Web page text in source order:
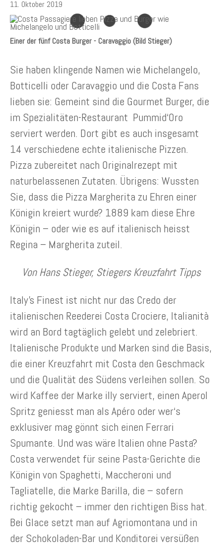
11. Oktober 2019
Einer der fünf Costa Burger - Caravaggio (Bild Stieger)
Sie haben klingende Namen wie Michelangelo,
Botticelli oder Caravaggio und die Costa Fans
lieben sie: Gemeint sind die Gourmet Burger, die
im Spezialitäten-Restaurant Pummid‘Oro
serviert werden. Dort gibt es auch insgesamt
14 verschiedene echte italienische Pizzen.
Pizza zubereitet nach Originalrezept mit
naturbelassenen Zutaten. Übrigens: Wussten
Sie, dass die Pizza Margherita zu Ehren einer
Königin kreiert wurde? 1889 kam diese Ehre
Königin – oder wie es auf italienisch heisst
Regina – Margherita zuteil.
Von Hans Stieger, Stiegers Kreuzfahrt Tipps
Italy’s Finest ist nicht nur das Credo der
italienischen Reederei Costa Crociere, Italianità
wird an Bord tagtäglich gelebt und zelebriert.
Italienische Produkte und Marken sind die Basis,
die einer Kreuzfahrt mit Costa den Geschmack
und die Qualität des Südens verleihen sollen. So
wird Kaffee der Marke illy serviert, einen Aperol
Spritz geniesst man als Apéro oder wer‘s
exklusiver mag gönnt sich einen Ferrari
Spumante. Und was wäre Italien ohne Pasta?
Costa verwendet für seine Pasta-Gerichte die
Königin von Spaghetti, Maccheroni und
Tagliatelle, die Marke Barilla, die – sofern
richtig gekocht – immer den richtigen Biss hat.
Bei Glace setzt man auf Agriomontana und in
der Schokoladen-Bar und Konditorei versüßen